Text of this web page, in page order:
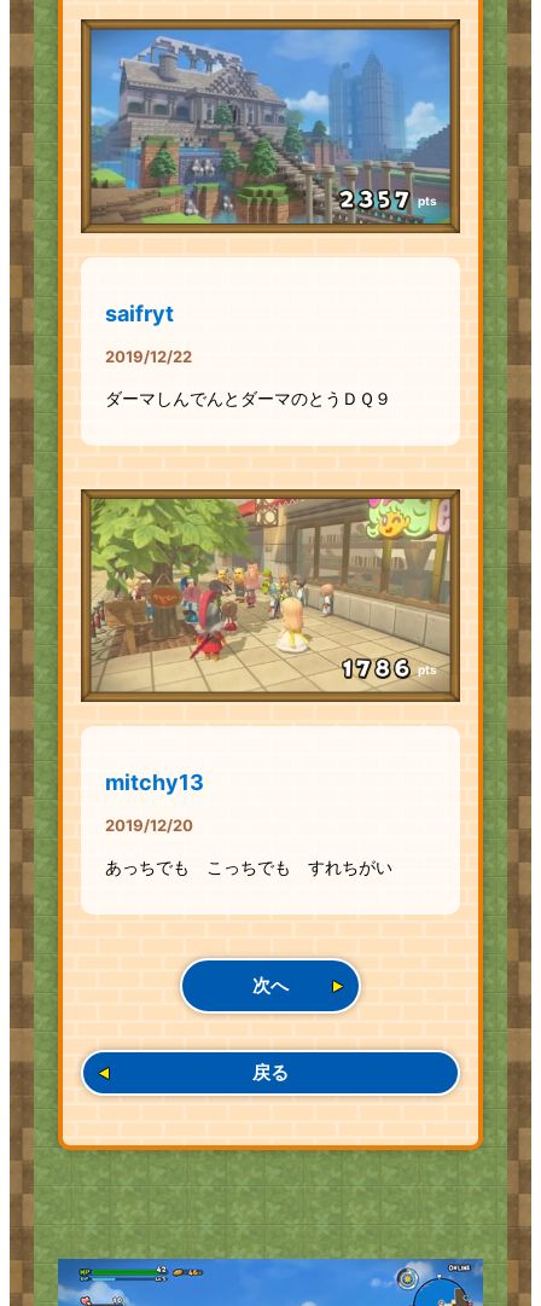
pts
saifryt
2019/12/22
ダーマしんでんとダーマのとうＤＱ９
pts
mitchy13
2019/12/20
あっちでも こっちでも すれちがい
次へ
戻る